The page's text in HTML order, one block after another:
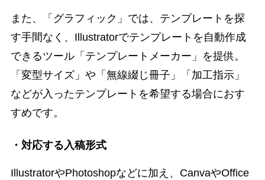
また、「グラフィック」では、テンプレートを探
す手間なく、Illustratorでテンプレートを自動作成
できるツール「テンプレートメーカー」を提供。
「変型サイズ」や「無線綴じ冊子」「加工指示」
などが入ったテンプレートを希望する場合におす
すめです。
・対応する入稿形式
IllustratorやPhotoshopなどに加え、CanvaやOffice